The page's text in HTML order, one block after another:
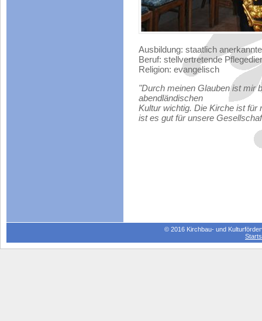
Ausbildung: staatlich
Beruf: stellvertretende
Religion: evangelisch
"Durch meinen Glauben ist mir
abendländischen
Kultur wichtig. Die Kirche ist für
ist es gut für unsere
© 2016 Kirchbau- und